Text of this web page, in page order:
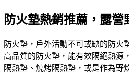
防火墊熱銷推薦，露營
防火墊，戶外活動不可或缺的防火
高品質的防火墊，能有效隔絕熱源
隔熱墊、燒烤隔熱墊，或是作為野